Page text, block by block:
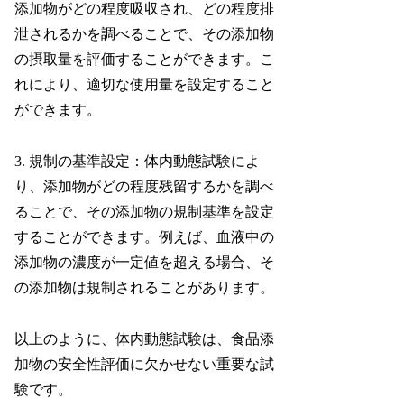
添加物がどの程度吸収され、どの程度排
泄されるかを調べることで、その添加物
の摂取量を評価することができます。こ
れにより、適切な使用量を設定すること
ができます。
3. 規制の基準設定：体内動態試験によ
り、添加物がどの程度残留するかを調べ
ることで、その添加物の規制基準を設定
することができます。例えば、血液中の
添加物の濃度が一定値を超える場合、そ
の添加物は規制されることがあります。
以上のように、体内動態試験は、食品添
加物の安全性評価に欠かせない重要な試
験です。